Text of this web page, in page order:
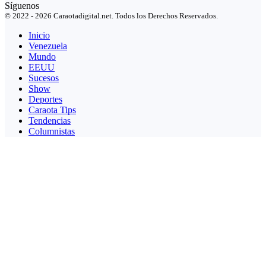
Síguenos
© 2022 - 2026 Caraotadigital.net. Todos los Derechos Reservados.
Inicio
Venezuela
Mundo
EEUU
Sucesos
Show
Deportes
Caraota Tips
Tendencias
Columnistas